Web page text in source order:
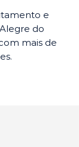
e
do
mais de